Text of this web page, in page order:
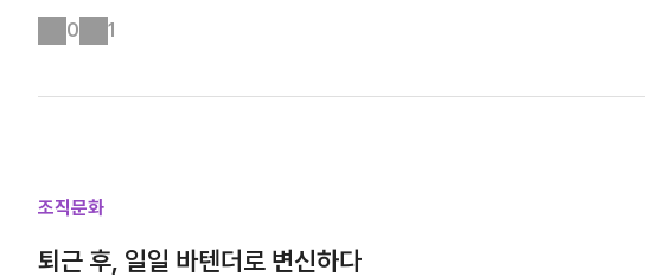
완료했다고 해요. 올해는 12건의 추가 평가를 진행 중이랍니다! 넥센타
타이어 원재료를 친환경 소재로 100% 대체한다는 계획입니다. 이처럼
대표선수로 구성된 총 8개 팀이 참가하며 임직원 모두의 뜨거운 관심
에 진출했습니다. 준결승전 끝에 품질검사팀과 연합팀이 최종 결승에
하며 흘린 땀의 시간을 알기에 함성 소리 또한 더욱 뜨거웠습니다. 양
원 연합팀을 누르고 우승의 영광을 품에 안았습니다. 경기가 모두 마무
0 1
조직문화
퇴근 후, 일일 바텐더로 변신하다